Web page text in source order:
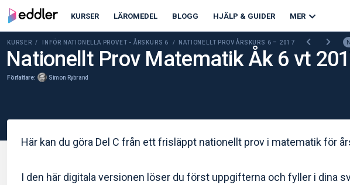
KURSER LÄROMEDEL BLOGG HJÄLP & GUIDER MER
KURSER / INFÖR NATIONELLA PROVET - ÅRSKURS 6 / NATIONELLT PROV ÅRSKURS 6 – 2017
Nationellt Prov Matematik Åk 6 vt
Författare: Simon Rybrand
Här kan du göra Del C från ett frisläppt nationellt prov i matematik för
I den här digitala versionen löser du först uppgifterna och fyller i dina